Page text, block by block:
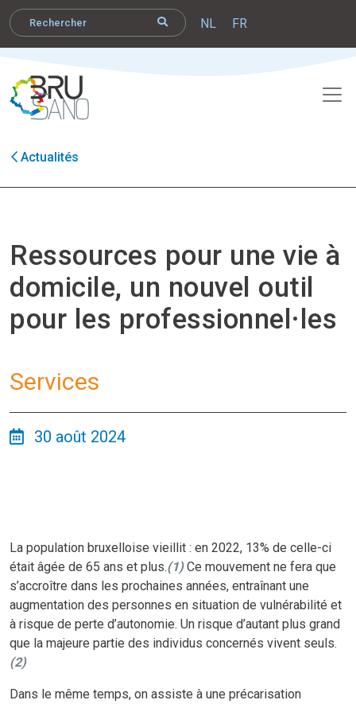
NL FR
Actualités
Ressources pour une vie à
domicile, un nouvel outil
pour les professionnel·les
Services
30 août 2024
La population bruxelloise vieillit : en 2022, 13% de celle-ci
était âgée de 65 ans et plus.(1)Ce mouvement ne fera que
s’accroître dans les prochaines années, entraînant une
augmentation des personnes en situation de vulnérabilité et
à risque de perte d’autonomie. Un risque d’autant plus grand
que la majeure partie des individus concernés vivent seuls.
(2)
Dans le même temps, on assiste à une précarisation